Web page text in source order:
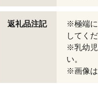
返礼品注記
※極端に
してくだ
※乳幼児
い。
※画像は